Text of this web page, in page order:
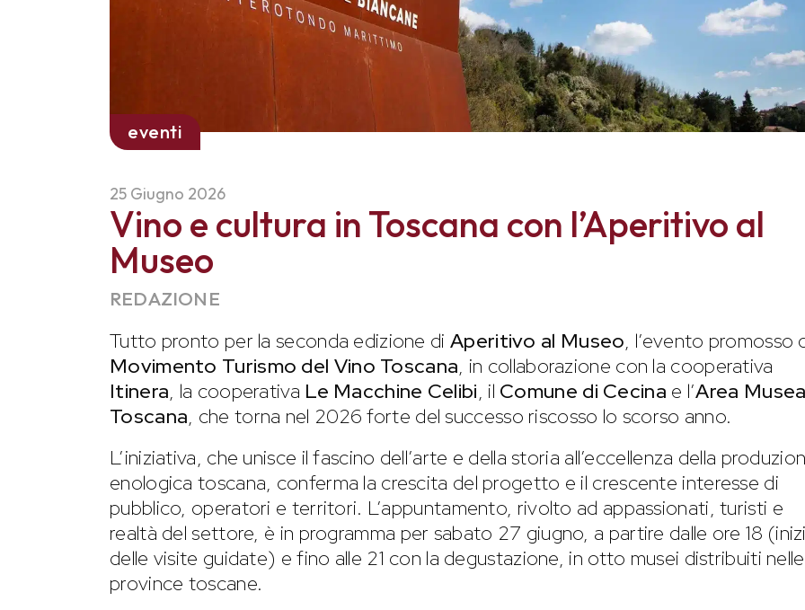
eventi
25 Giugno 2026
Vino e cultura in Toscana con l’Aperitivo al
Museo
REDAZIONE
Tutto pronto per la seconda edizione di Aperitivo al Museo, l’evento promosso
Movimento Turismo del Vino Toscana, in collaborazione con la cooperativa
Itinera, la cooperativa Le Macchine Celibi, il Comune di Cecina e l’Area
Toscana, che torna nel 2026 forte del successo riscosso lo scorso anno.
L’iniziativa, che unisce il fascino dell’arte e della storia all’eccellenza della
enologica toscana, conferma la crescita del progetto e il crescente interesse di
pubblico, operatori e territori. L’appuntamento, rivolto ad appassionati, turisti e
realtà del settore, è in programma per sabato 27 giugno, a partire dalle ore 18
delle visite guidate) e fino alle 21 con la degustazione, in otto musei distribuiti nelle
province toscane.